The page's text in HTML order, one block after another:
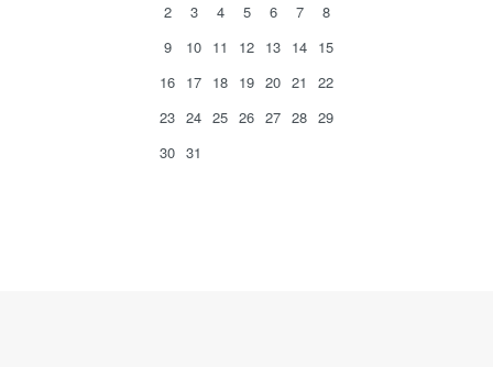
2
3 4 5 6 7
8
9
10 11 12 13 14 15
16 17 18 19 20 21
22
23 24 25 26 27 28 29
30 31